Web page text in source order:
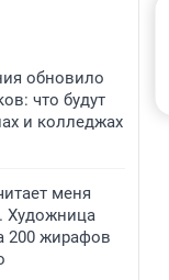
обновило
что будут
и колледжах
меня
Художница
200 жирафов